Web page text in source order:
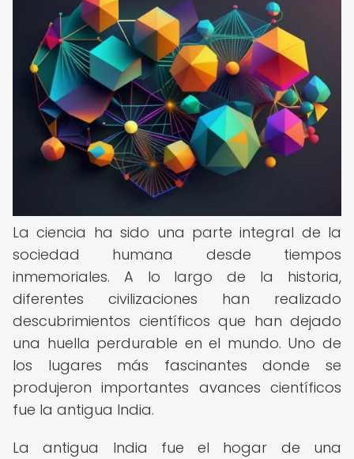
La ciencia ha sido una parte integral de la
sociedad humana desde tiempos
inmemoriales. A lo largo de la historia,
diferentes civilizaciones han realizado
descubrimientos científicos que han dejado
una huella perdurable en el mundo. Uno de
los lugares más fascinantes donde se
produjeron importantes avances científicos
fue la antigua India.
La antigua India fue el hogar de una